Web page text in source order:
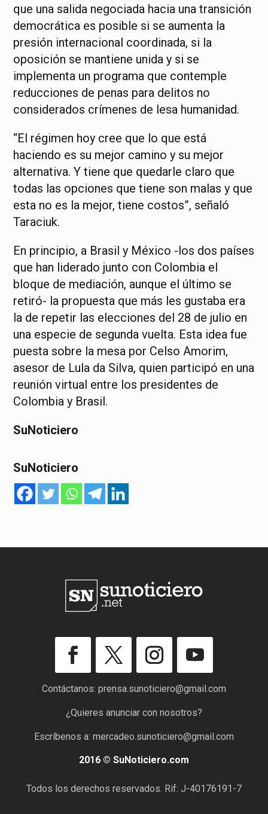
que una salida negociada hacia una transición
democrática es posible si se aumenta la
presión internacional coordinada, si la
oposición se mantiene unida y si se
implementa un programa que contemple
reducciones de penas para delitos no
considerados crímenes de lesa humanidad.
“El régimen hoy cree que lo que está
haciendo es su mejor camino y su mejor
alternativa. Y tiene que quedarle claro que
todas las opciones que tiene son malas y que
esta no es la mejor, tiene costos”, señaló
Taraciuk.
En principio, a Brasil y México -los dos países
que han liderado junto con Colombia el
bloque de mediación, aunque el último se
retiró- la propuesta que más les gustaba era
la de repetir las elecciones del 28 de julio en
una especie de segunda vuelta. Esta idea fue
puesta sobre la mesa por Celso Amorim,
asesor de Lula da Silva, quien participó en una
reunión virtual entre los presidentes de
Colombia y Brasil.
SuNoticiero
SuNoticiero
Contáctanos: prensa.sunoticiero@gmail.com
¿Quieres anunciar con nosotros?
Escríbenos a: mercadeo.sunoticiero@gmail.com
2016 © SuNoticiero.com
Todos los derechos reservados. Rif: J-40176191-7